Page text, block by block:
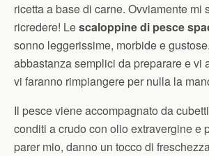
ricetta a base di carne. Ovviamente mi
ricredere! Lescaloppine di pesce
sonno leggerissime, morbide e
abbastanza semplici da preparare e vi
vi faranno rimpiangere per nulla la
Il pesce viene accompagnato da
conditi a crudo con olio extravergine e
parer mio, danno un tocco di